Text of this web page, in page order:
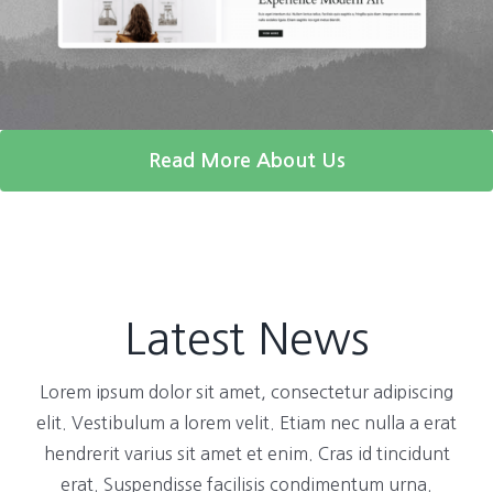
Read More About Us
Latest News
Lorem ipsum dolor sit amet, consectetur adipiscing
elit. Vestibulum a lorem velit. Etiam nec nulla a erat
hendrerit varius sit amet et enim. Cras id tincidunt
erat. Suspendisse facilisis condimentum urna.